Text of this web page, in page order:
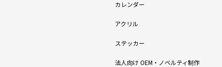
カレンダー
アクリル
ステッカー
法人向け OEM・ノベルティ制作